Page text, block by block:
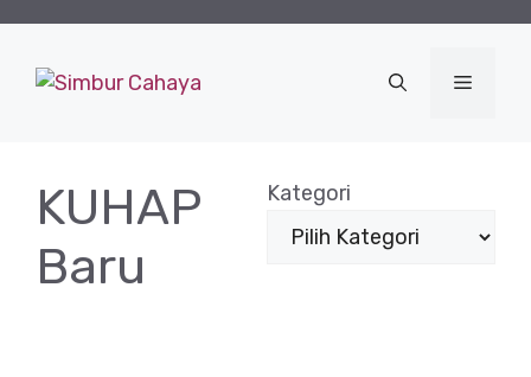
Menu
KUHAP
Baru
Kategori